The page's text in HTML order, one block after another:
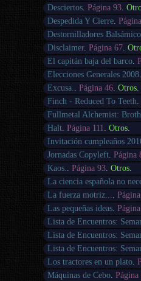
Desciertos.Página 93.
Despedida Y Cierre.
Destornilladores
Disclaimer.Página 67.
El capitán baja del barco.
Elecciones Generales 2008
Excusa..Página 46.Otros.
Finch - Reduced To Teeth
Fullmetal Alchemist:
Halt.Página 111.Otros.
Invitación cumpleaños
Jornadas Copyleft.Página
Kaos..Página 93.Otros.
La ciencia española no
La fuerza motriz....
Las pequeñas ideas.
Lista de Encuentros:
Lista de Encuentros:
Lista de Encuentros:
Los tractores en un plato.
Máquinas de Cebo.Página